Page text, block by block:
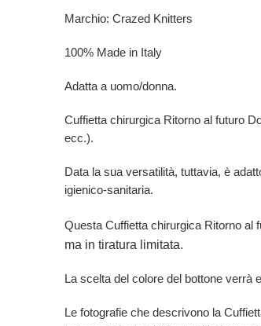
Marchio: Crazed Knitters
100% Made in Italy
Adatta a uomo/donna.
Cuffietta chirurgica Ritorno al futuro
ecc.).
Data la sua versatilità, tuttavia, è
igienico-sanitaria.
Questa Cuffietta chirurgica Ritorno al
ma in tiratura limitata.
La scelta del colore del bottone verrà
Le fotografie che descrivono la